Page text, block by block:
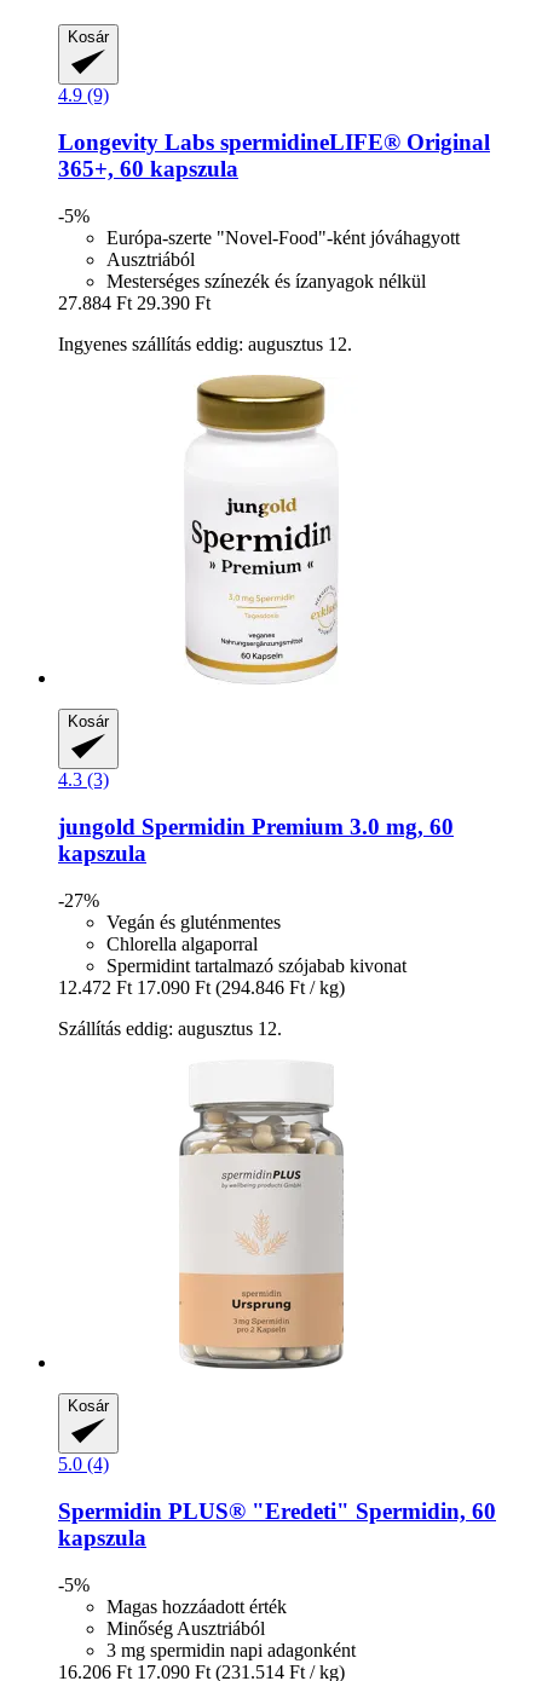
Kosár
4.9 (9)
Longevity Labs spermidineLIFE® Original
365+, 60 kapszula
-5%
Európa-szerte "Novel-Food"-ként jóváhagyott
Ausztriából
Mesterséges színezék és ízanyagok nélkül
27.884 Ft 29.390 Ft
Ingyenes szállítás eddig: augusztus 12.
Kosár
4.3 (3)
jungold Spermidin Premium 3.0 mg, 60
kapszula
-27%
Vegán és gluténmentes
Chlorella algaporral
Spermidint tartalmazó szójabab kivonat
12.472 Ft 17.090 Ft (294.846 Ft / kg)
Szállítás eddig: augusztus 12.
Kosár
5.0 (4)
Spermidin PLUS® "Eredeti" Spermidin, 60
kapszula
-5%
Magas hozzáadott érték
Minőség Ausztriából
3 mg spermidin napi adagonként
16.206 Ft 17.090 Ft (231.514 Ft / kg)